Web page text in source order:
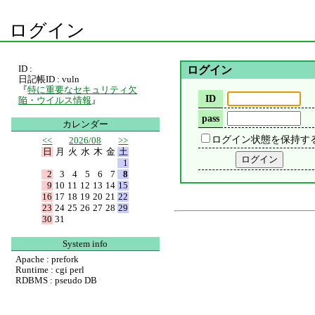
ログイン
ログイン
ID
pass
ログイン状態を保持す
ID :
日記帳ID : vuln
『特に重要なセキュリティ欠
陥・ウイルス情報 』
カレンダー
<<
2026/08
>>
日
月 火 水 木 金 土
1
2
3 4 5 6 7
8
9 10 11 12 13 14 15
16 17 18 19 20 21 22
23 24 25 26 27 28 29
30 31
System info
Apache : prefork
Runtime : cgi perl
RDBMS : pseudo DB